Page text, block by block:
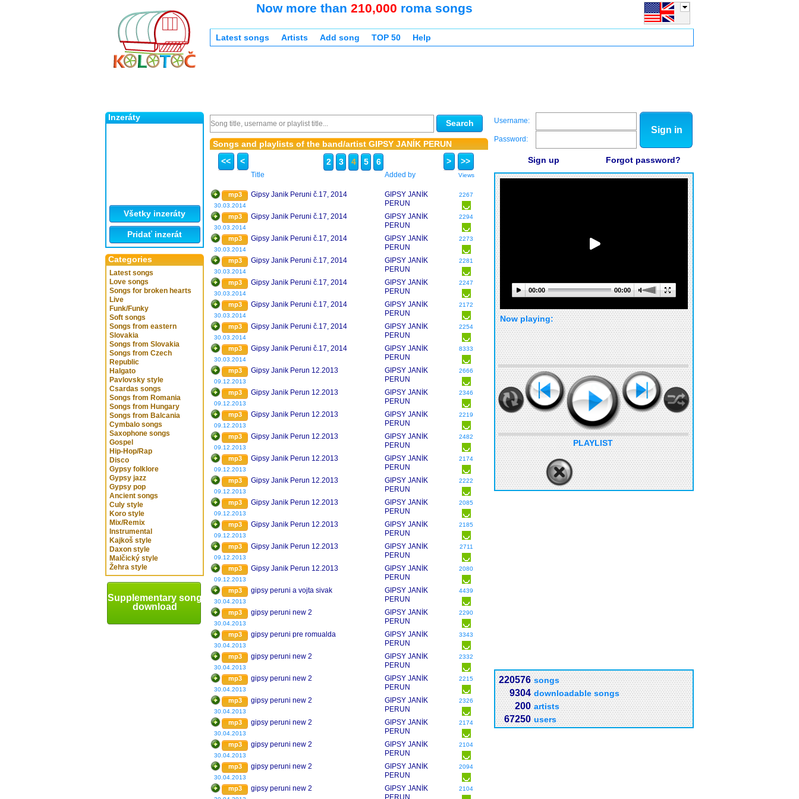
Inzeráty
Všetky inzeráty
Pridať inzerát
Categories
Latest songs
Love songs
Songs for broken hearts
Live
Funk/Funky
Soft songs
Songs from eastern
Slovakia
Songs from Slovakia
Songs from Czech
Republic
Halgato
Pavlovsky style
Csardas songs
Songs from Romania
Songs from Hungary
Songs from Balcania
Cymbalo songs
Saxophone songs
Gospel
Hip-Hop/Rap
Disco
Gypsy folklore
Gypsy jazz
Gypsy pop
Ancient songs
Culy style
Koro style
Mix/Remix
Instrumental
Kajkoš style
Daxon style
Malčický style
Žehra style
Supplementary song
download
Now more than 210,000 roma songs
Latest songs Artists Add song TOP 50 Help
Search
Songs and playlists of the band/artist GIPSY JANÍK PERUN
<<
< 2 3 4 5 6 > >>
Title Added by Views
mp3
30.03.2014
Gipsy Janik Peruni č.17, 2014
GIPSY JANÍK
PERUN
2267
mp3
30.03.2014
Gipsy Janik Peruni č.17, 2014
GIPSY JANÍK
PERUN
2294
mp3
30.03.2014
Gipsy Janik Peruni č.17, 2014
GIPSY JANÍK
PERUN
2273
mp3
30.03.2014
Gipsy Janik Peruni č.17, 2014
GIPSY JANÍK
PERUN
2281
mp3
30.03.2014
Gipsy Janik Peruni č.17, 2014
GIPSY JANÍK
PERUN
2247
mp3
30.03.2014
Gipsy Janik Peruni č.17, 2014
GIPSY JANÍK
PERUN
2172
mp3
30.03.2014
Gipsy Janik Peruni č.17, 2014
GIPSY JANÍK
PERUN
2254
mp3
30.03.2014
Gipsy Janik Peruni č.17, 2014
GIPSY JANÍK
PERUN
8333
mp3
09.12.2013
Gipsy Janik Perun 12.2013
GIPSY JANÍK
PERUN
2666
mp3
09.12.2013
Gipsy Janik Perun 12.2013
GIPSY JANÍK
PERUN
2346
mp3
09.12.2013
Gipsy Janik Perun 12.2013
GIPSY JANÍK
PERUN
2219
mp3
09.12.2013
Gipsy Janik Perun 12.2013
GIPSY JANÍK
PERUN
2482
mp3
09.12.2013
Gipsy Janik Perun 12.2013
GIPSY JANÍK
PERUN
2174
mp3
09.12.2013
Gipsy Janik Perun 12.2013
GIPSY JANÍK
PERUN
2222
mp3
09.12.2013
Gipsy Janik Perun 12.2013
GIPSY JANÍK
PERUN
2085
mp3
09.12.2013
Gipsy Janik Perun 12.2013
GIPSY JANÍK
PERUN
2185
mp3
09.12.2013
Gipsy Janik Perun 12.2013
GIPSY JANÍK
PERUN
2711
mp3
09.12.2013
Gipsy Janik Perun 12.2013
GIPSY JANÍK
PERUN
2080
mp3
30.04.2013
gipsy peruni a vojta sivak
GIPSY JANÍK
PERUN
4439
mp3
30.04.2013
gipsy peruni new 2
GIPSY JANÍK
PERUN
2290
mp3
30.04.2013
gipsy peruni pre romualda
GIPSY JANÍK
PERUN
3343
mp3
30.04.2013
gipsy peruni new 2
GIPSY JANÍK
PERUN
2332
mp3
30.04.2013
gipsy peruni new 2
GIPSY JANÍK
PERUN
2215
mp3
30.04.2013
gipsy peruni new 2
GIPSY JANÍK
PERUN
2326
mp3
30.04.2013
gipsy peruni new 2
GIPSY JANÍK
PERUN
2174
mp3
30.04.2013
gipsy peruni new 2
GIPSY JANÍK
PERUN
2104
mp3
30.04.2013
gipsy peruni new 2
GIPSY JANÍK
PERUN
2094
mp3 gipsy peruni new 2
GIPSY JANÍK
PERUN
2104
Username:
Password:
Sign in
Sign up Forgot password?
00:00 00:00
Now playing:
PLAYLIST
220576 songs
9304 downloadable songs
200 artists
67250 users